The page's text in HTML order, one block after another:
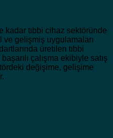
kadar tıbbi cihaz sektöründe
ve gelişmiş uygulamaları
üretilen tıbbi
çalışma ekibiyle satış
değişime, gelişime